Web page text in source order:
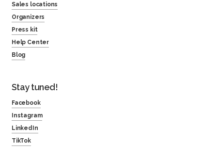
Sales locations
Organizers
Press kit
Help Center
Blog
Stay tuned!
Facebook
Instagram
LinkedIn
TikTok